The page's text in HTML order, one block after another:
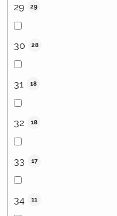
29 29
30 28
31 18
32 18
33 17
34 11